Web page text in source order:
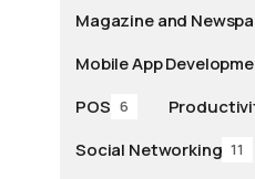
Magazine and
Mobile App
POS 6
Social Networking 11